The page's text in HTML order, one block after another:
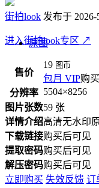
街拍look 发布于 2026-
进入街拍look专区 ↗
原图
售价
19 图币
包月 VIP购
分辨率 5504×8256
图片张数59 张
详情介绍高清无水印
下载链接购买后可见
提取密码购买后可见
解压密码购买后可见
立即购买 失效反馈 订